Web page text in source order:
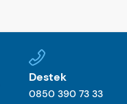
Destek
0850 390 73 33